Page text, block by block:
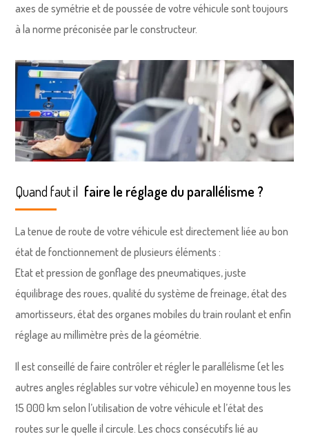
axes de symétrie et de poussée de votre véhicule sont toujours
à la norme préconisée par le constructeur.
Quand faut il faire le réglage du parallélisme ?
La tenue de route de votre véhicule est directement liée au bon
état de fonctionnement de plusieurs éléments :
Etat et pression de gonflage des pneumatiques, juste
équilibrage des roues, qualité du système de freinage, état des
amortisseurs, état des organes mobiles du train roulant et enfin
réglage au millimètre près de la géométrie.
Il est conseillé de faire contrôler et régler le parallélisme (et les
autres angles réglables sur votre véhicule) en moyenne tous les
15 000 km selon l’utilisation de votre véhicule et l’état des
routes sur le quelle il circule. Les chocs consécutifs lié au